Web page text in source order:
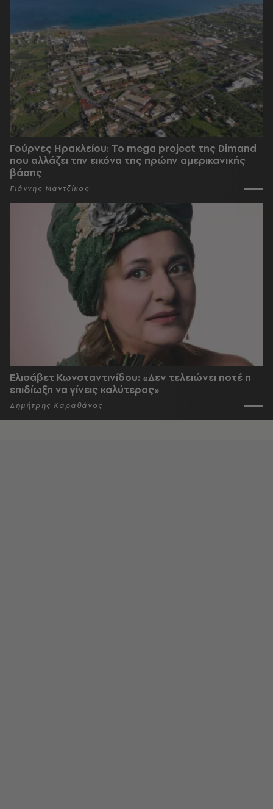
Γούρνες Ηρακλείου: To mega project της Dimand
που αλλάζει την εικόνα της πρώην αμερικανικής
βάσης
Γιάννης Μαντζίκος
Ελισάβετ Κωνσταντινίδου: «Δεν τελειώνει ποτέ η
επιδίωξη να γίνεις καλύτερος»
Δημήτρης Καραθάνος